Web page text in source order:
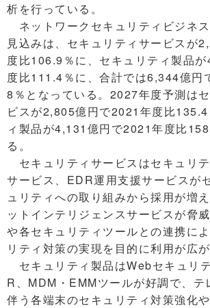
析を行っている。
ネットワークセキュリティビジネ
見込みは、セキュリティサービスが
度比106.9％に、セキュリティ製品
度比111.4％に、合計では6,344億円
8％となっている。2027年度予測は
ビスが2,805億円で2021年度比
ィ製品が4,131億円で2021年度比
る。
セキュリティサービスはセキュリ
サービス、EDR運用支援サービスが
ュリティへの取り組みから採用が増
ットインテリジェンスサービスが脅
や各セキュリティツールとの連携に
リティ対策の実現を目的に利用が広が
セキュリティ製品はWebセキュリ
R、MDM・EMMツールが好調で、テ
伴う各端末のセキュリティ対策強化